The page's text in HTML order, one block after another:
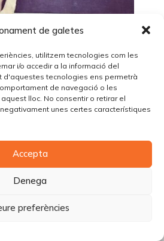
de galetes
utilitzem tecnologies com les
i/o accedir a la informació del
d'aquestes tecnologies ens permetrà
de navegació o les
lloc. No consentir o retirar el
unes certes característiques
Accepta
Denega
preferències
Agency 2026
Agency
nº 9 baixos, 17003, Girona